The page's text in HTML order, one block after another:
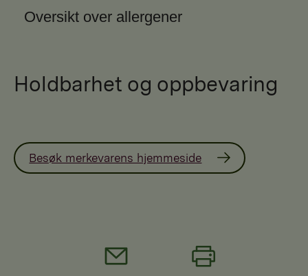
Oversikt over allergener
Holdbarhet og oppbevaring
Besøk merkevarens hjemmeside